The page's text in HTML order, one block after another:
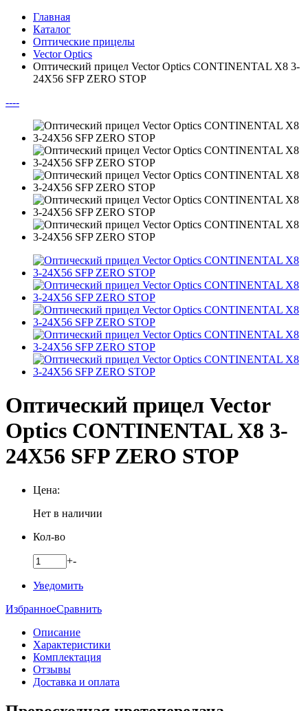
Главная
Каталог
Оптические прицелы
Vector Optics
Оптический прицел Vector Optics CONTINENTAL X8 3-
24X56 SFP ZERO STOP
----
Оптический прицел Vector
Optics CONTINENTAL X8 3-
24X56 SFP ZERO STOP
Цена:
Нет в наличии
Кол-во
+-
Уведомить
ИзбранноеСравнить
Описание
Характеристики
Комплектация
Отзывы
Доставка и оплата